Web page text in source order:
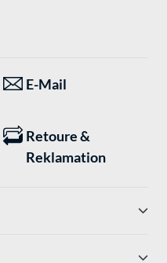
E-Mail
Retoure &
Reklamation